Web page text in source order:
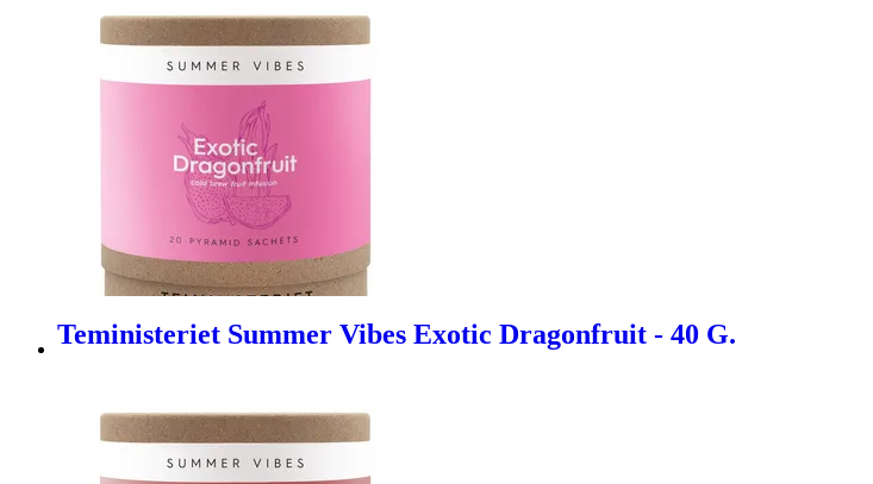
Teministeriet Summer Vibes Exotic Dragonfruit - 40 G.